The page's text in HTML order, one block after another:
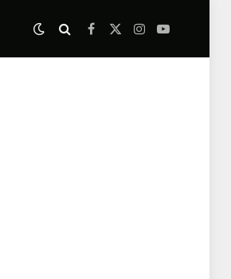
Facebook
X
Instagram
YouTube